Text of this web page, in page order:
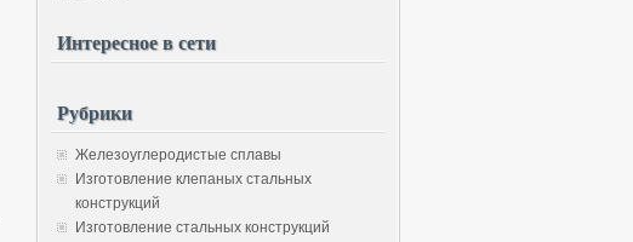
Интересное в сети
Рубрики
Железоуглеродистые сплавы
Изготовление клепаных стальных
конструкций
Изготовление стальных конструкций